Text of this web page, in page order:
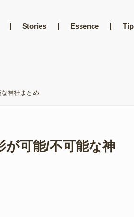
Stories Essence
神社まとめ
が可能/不可能な神